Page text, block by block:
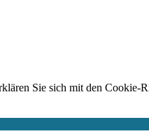
Sie sich mit den Cookie-